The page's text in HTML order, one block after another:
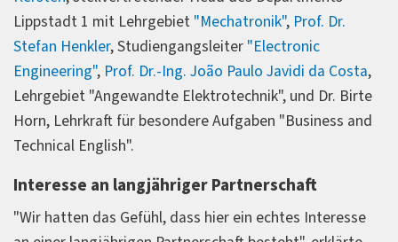
Lippstadt 1 mit Lehrgebiet "Mechatronik", Prof. Dr.
Stefan Henkler, Studiengangsleiter "Electronic
Engineering", Prof. Dr.-Ing. João Paulo Javidi da Costa,
Lehrgebiet "Angewandte Elektrotechnik", und Dr. Birte
Horn, Lehrkraft für besondere Aufgaben "Business and
Technical English".
Interesse an langjähriger Partnerschaft
"Wir hatten das Gefühl, dass hier ein echtes Interesse